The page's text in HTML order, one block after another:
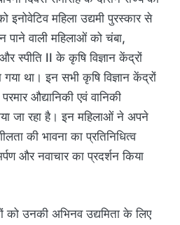
इनोवेटिव महिला उद्यमी पुरस्कार से
पाने वाली महिलाओं को चंबा,
स्पीति II के कृषि विज्ञान केंद्रों
गया था। इन सभी कृषि विज्ञान केंद्रों
औद्यानिकी एवं वानिकी
किया जा रहा है। इन महिलाओं ने अपने
की भावना का प्रतिनिधित्व
और नवाचार का प्रदर्शन किया
को उनकी अभिनव उद्यमिता के लिए